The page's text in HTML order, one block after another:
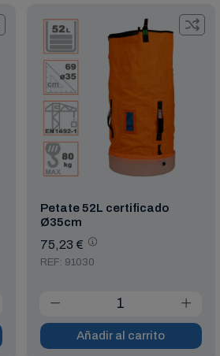
Petate 52L certificado
Ø35cm
75,23 €
REF: 91030
Añadir al carrito